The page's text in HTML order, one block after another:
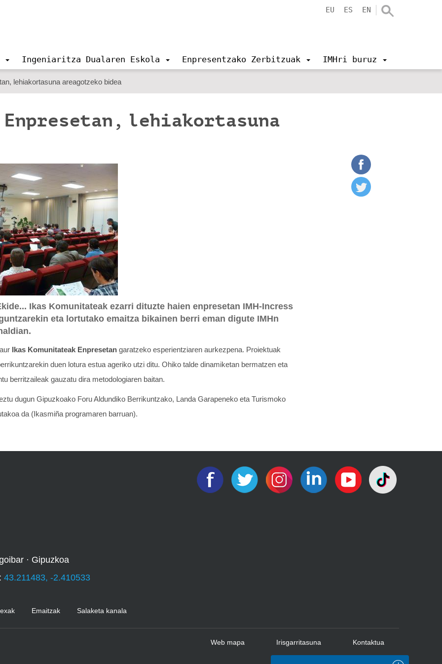
EU ES EN
Ingeniaritza Dualaren Eskola Enpresentzako Zerbitzuak IMHri buruz
lehiakortasuna areagotzeko bidea
Enpresetan, lehiakortasuna
Ikas Komunitateak ezarri dituzte haien enpresetan IMH-Incress
eta lortutako emaitza bikainen berri eman digute IMHn
Ikas Komunitateak Enpresetan garatzeko esperientziaren aurkezpena. Proiektuak
duen lotura estua ageriko utzi ditu. Ohiko talde dinamiketan bermatzen eta
berritzaileak gauzatu dira metodologiaren baitan.
dugun Gipuzkoako Foru Aldundiko Berrikuntzako, Landa Garapeneko eta Turismoko
da (Ikasmiña programaren barruan).
· Gipuzkoa
43.211483, -2.410533
Emaitzak Salaketa kanala
Web mapa Irisgarritasuna Kontaktua